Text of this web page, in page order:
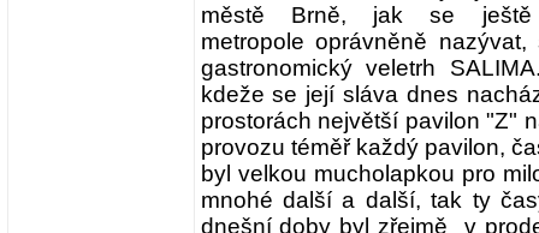
městě Brně, jak se ještě
metropole oprávněně
gastronomický veletrh
kdeže se její sláva dnes
prostorách největší pavilon "Z"
provozu téměř každý pavilon,
byl velkou mucholapkou pro
mnohé další a další, tak ty
dnešní doby byl zřejmě v